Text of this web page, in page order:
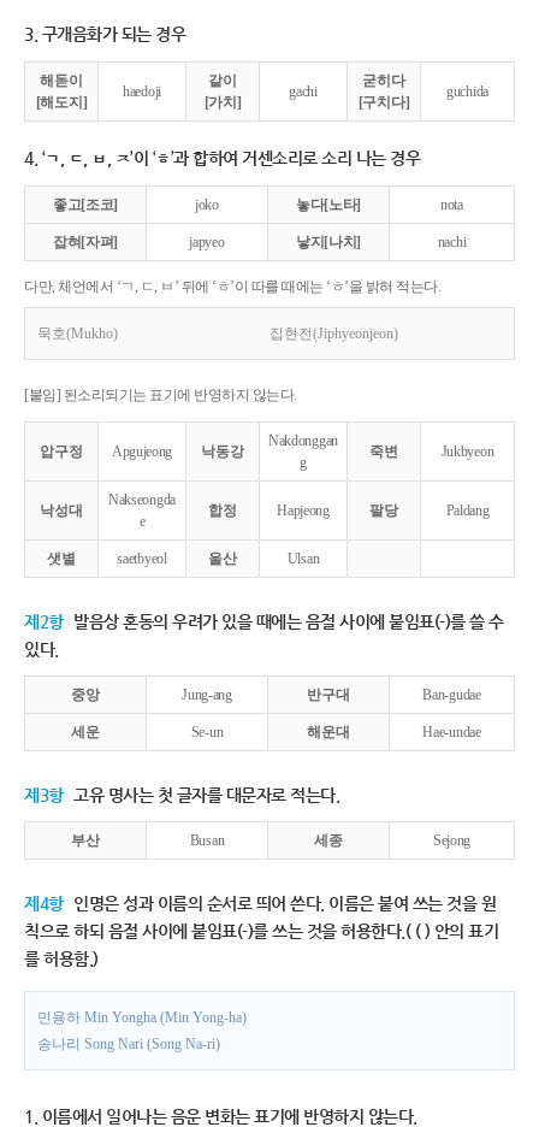
3. 구개음화가 되는 경우
해돋이
[해도지]
haedoji
같이
[가치]
gachi
굳히다
[구치다]
guchida
4. ‘ㄱ, ㄷ, ㅂ, ㅈ’이 ‘ㅎ’과 합하여 거센소리로 소리 나는 경우
좋고[조코] joko 놓다[노타] nota
잡혀[자펴] japyeo 낳지[나치] nachi
다만, 체언에서 ‘ㄱ, ㄷ, ㅂ’ 뒤에 ‘ㅎ’이 따를 때에는 ‘ㅎ’을 밝혀 적는다.
묵호(Mukho) 집현전(Jiphyeonjeon)
[붙임] 된소리되기는 표기에 반영하지 않는다.
압구정 Apgujeong 낙동강
Nakdonggan
g
죽변 Jukbyeon
낙성대
Nakseongda
e
합정 Hapjeong 팔당 Paldang
샛별 saetbyeol 울산 Ulsan
제2항 발음상 혼동의 우려가 있을 때에는 음절 사이에 붙임표(-)를 쓸 수
있다.
중앙 Jung-ang 반구대 Ban-gudae
세운 Se-un 해운대 Hae-undae
제3항 고유 명사는 첫 글자를 대문자로 적는다.
부산 Busan 세종 Sejong
제4항 인명은 성과 이름의 순서로 띄어 쓴다. 이름은 붙여 쓰는 것을 원
칙으로 하되 음절 사이에 붙임표(-)를 쓰는 것을 허용한다.( ( ) 안의 표기
를 허용함.)
민용하 Min Yongha (Min Yong-ha)
송나리 Song Nari (Song Na-ri)
1. 이름에서 일어나는 음운 변화는 표기에 반영하지 않는다.